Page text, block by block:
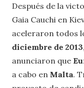
Después de la
Gaia Cauchi en
aceleraron todos
diciembre de 2013
anunciaron que
a cabo en Malta.